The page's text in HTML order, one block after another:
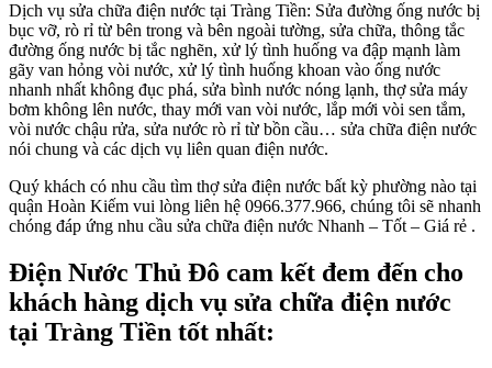
Dịch vụ sửa chữa điện nước tại Tràng Tiền: Sửa đường ống nước bị
bục vỡ, rò rỉ từ bên trong và bên ngoài tường, sửa chữa, thông tắc
đường ống nước bị tắc nghẽn, xử lý tình huống va đập mạnh làm
gãy van hỏng vòi nước, xử lý tình huống khoan vào ống nước
nhanh nhất không đục phá, sửa bình nước nóng lạnh, thợ sửa máy
bơm không lên nước, thay mới van vòi nước, lắp mới vòi sen tắm,
vòi nước chậu rửa, sửa nước rò rỉ từ bồn cầu… sửa chữa điện nước
nói chung và các dịch vụ liên quan điện nước.
Quý khách có nhu cầu tìm thợ sửa điện nước bất kỳ phường nào tại
quận Hoàn Kiếm vui lòng liên hệ 0966.377.966, chúng tôi sẽ nhanh
chóng đáp ứng nhu cầu sửa chữa điện nước Nhanh – Tốt – Giá rẻ .
Điện Nước Thủ Đô cam kết đem đến cho
khách hàng dịch vụ sửa chữa điện nước
tại Tràng Tiền tốt nhất: